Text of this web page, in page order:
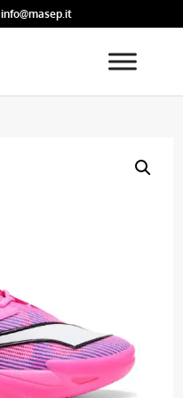
info@masep.it